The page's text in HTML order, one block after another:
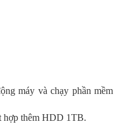
máy và chạy phần mềm
hợp thêm HDD 1TB.